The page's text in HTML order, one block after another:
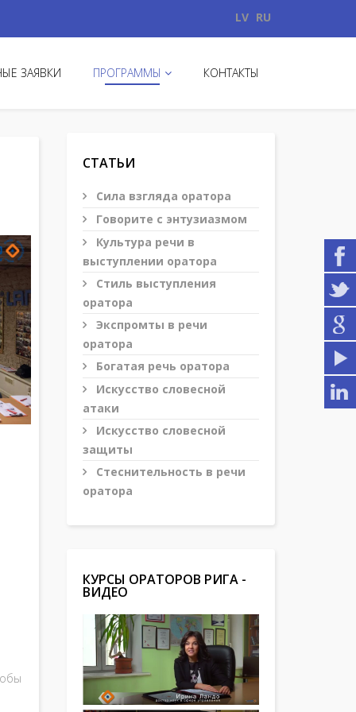
LV RU
ЗАЯВКИ ПРОГРАММЫ КОНТАКТЫ
СТАТЬИ
Сила взгляда оратора
Говорите с энтузиазмом
Культура речи в
выступлении оратора
Стиль выступления
оратора
Экспромты в речи
оратора
Богатая речь оратора
Искусство словесной
атаки
Искусство словесной
защиты
Стеснительность в речи
оратора
КУРСЫ ОРАТОРОВ РИГА -
ВИДЕО